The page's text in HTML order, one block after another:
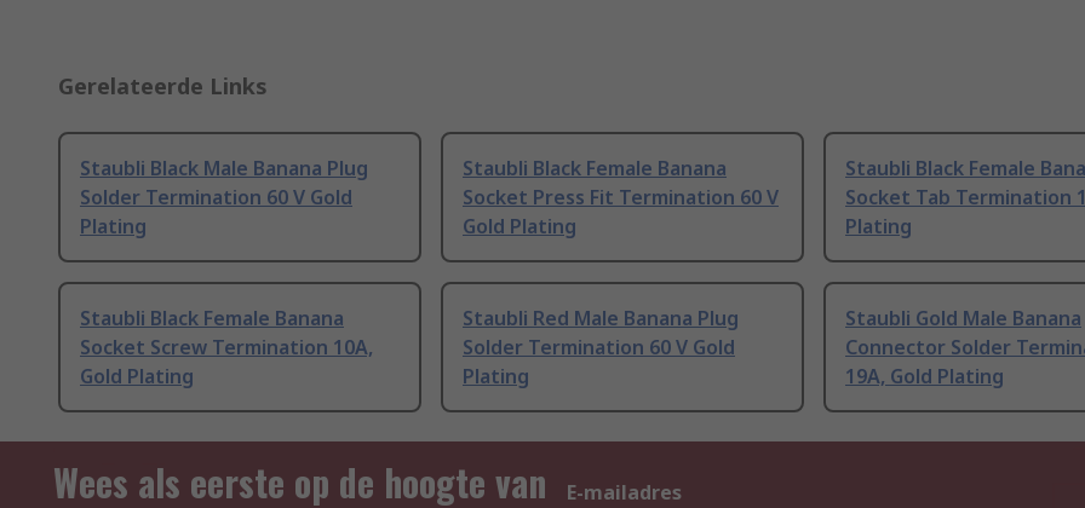
Gerelateerde Links
Staubli Black Male Banana Plug
Solder Termination 60 V Gold
Plating
Staubli Black Female Banana
Socket Press Fit Termination 60 V
Gold Plating
Staubli Black Female
Socket Tab Termination
Plating
Staubli Black Female Banana
Socket Screw Termination 10A,
Gold Plating
Staubli Red Male Banana Plug
Solder Termination 60 V Gold
Plating
Staubli Gold Male Banana
Connector Solder
19A, Gold Plating
Wees als eerste op de hoogte van
E-mailadres